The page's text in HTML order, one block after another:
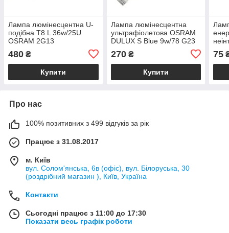
Лампа люмінесцентна U-
подібна T8 L 36w/25U
OSRAM 2G13
480 ₴
Купити
Лампа люмінесцентна
ультрафіолетова OSRAM
DULUX S Blue 9w/78 G23
270₴
Купити
75
Про нас
100% позитивних з 499 відгуків за рік
Працює з 31.08.2017
м. Київ
вул. Солом'янська, 6в (офіс), вул. Білоруська, 30
(роздрібний магазин ), Київ, Україна
Контакти
Сьогодні працює з 11:00 до 17:30
Показати весь графік роботи